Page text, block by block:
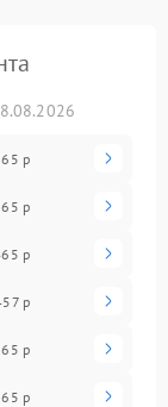
р
р
р
р
р
р